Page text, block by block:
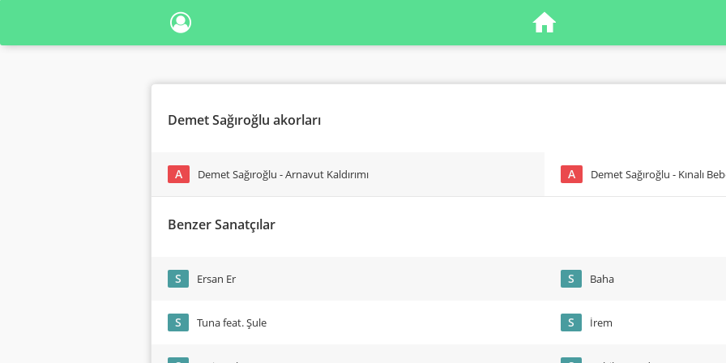
Demet Sağıroğlu akorları
A Demet Sağıroğlu - Arnavut Kaldırımı A Demet Sağıroğlu - Kınalı
Benzer Sanatçılar
S Ersan Er
S Tuna feat. Şule
S Baha
S İrem